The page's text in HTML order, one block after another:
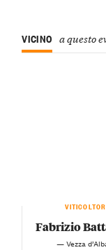
VICINO a questo
Fabrizio
— Vezza